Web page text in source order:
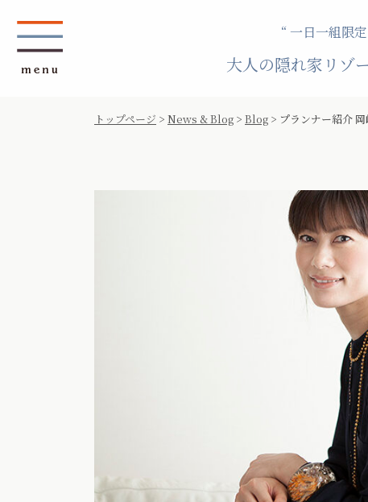
“ 一日一組限
大人の隠れ家リゾ
トップページ > News & Blog > Blog > プランナー紹介